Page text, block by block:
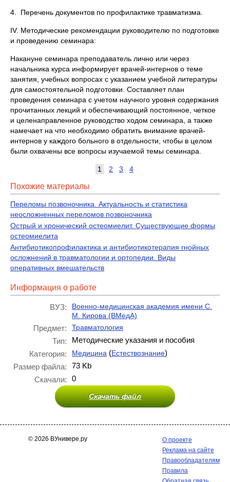
4. Перечень документов по профилактике травматизма.
IV. Методические рекомендации руководителю по подготовке
и проведению семинара:
Накануне семинара преподаватель лично или через
начальника курса информирует врачей-интернов о теме
занятия, учебных вопросах с указанием учебной литературы
для самостоятельной подготовки. Составляет план
проведения семинара с учетом научного уровня содержания
прочитанных лекций и обеспечивающий постоянное, четкое
и целенаправленное руководство ходом семинара, а также
намечает на что необходимо обратить внимание врачей-
интернов у каждого больного в отдельности, чтобы в целом
были охвачены все вопросы изучаемой темы семинара.
1 2 3 4
Похожие материалы
Переломы позвоночника. Актуальность и статистика
неосложненных переломов позвоночника
Острый и хронический остеомиелит. Существующие формы
остеомиелита
Антибиотикопрофилактика и антибиотикотерапия гнойных
осложнений в травматологии и ортопедии. Виды
оперативных вмешательств
Информация о работе
ВУЗ:
Военно-медицинская академия имени С.
М. Кирова (ВМедА)
Предмет: Травматология
Тип:
Методические указания и пособия
Категория:
Медицина (Естествознание)
Размер файла:
73 Kb
Скачали:
0
Скачать файл
© 2026 ВУнивере.ру
О проекте
Реклама на сайте
Правообладателям
Правила